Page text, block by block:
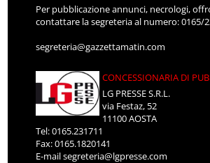
Per pubblicazione annunci, necrologi,
contattare la segreteria al numero: 0165/
segreteria@gazzettamatin.com
CONCESSIONARIA DI
LG PRESSE S.R.L.
via Festaz, 52
11100 AOSTA
Tel: 0165.231711
Fax: 0165.1820141
E-mailsegreteria@lgpresse.com